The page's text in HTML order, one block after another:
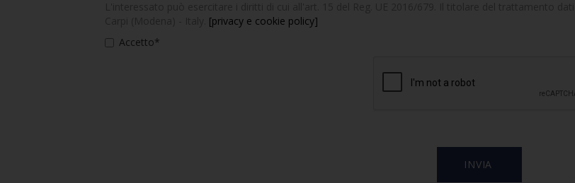
[privacy e cookie policy]
Accetto*